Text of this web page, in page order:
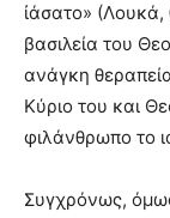
ἰάσατο» (Λουκά,
βασιλεία του
ανάγκη
Κύριο του και
φιλάνθρωπο το
Συγχρόνως,